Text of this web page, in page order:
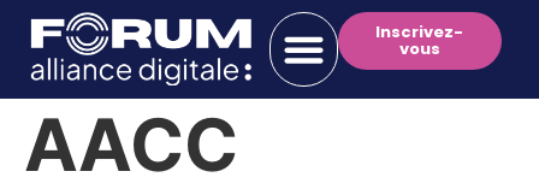
Inscrivez-
vous
AACC